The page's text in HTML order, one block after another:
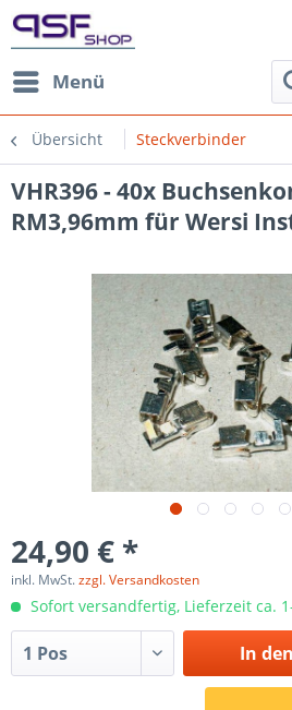
Menü
Übersicht Steckverbinder
VHR396 - 40x
RM3,96mm für Wersi
24,90 € *
inkl. MwSt.zzgl. Versandkosten
Sofort versandfertig, Lieferzeit ca.
In den